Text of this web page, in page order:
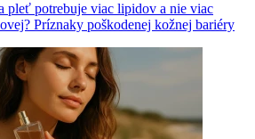
pleť potrebuje viac lipidov a nie viac
Príznaky poškodenej kožnej bariéry